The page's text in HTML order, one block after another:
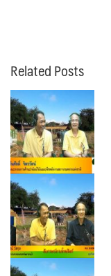
Related Posts